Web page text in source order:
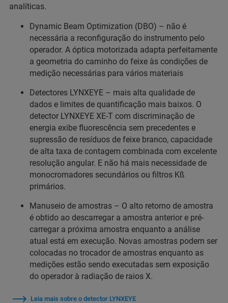
analíticas.
Dynamic Beam Optimization (DBO) – não é
necessária a reconfiguração do instrumento pelo
operador. A óptica motorizada adapta perfeitamente
a geometria do caminho do feixe às condições de
medição necessárias para vários materiais
Detectores LYNXEYE – mais alta qualidade de
dados e limites de quantificação mais baixos. O
detector LYNXEYE XE-T com discriminação de
energia exibe fluorescência sem precedentes e
supressão de resíduos de feixe branco, capacidade
de alta taxa de contagem combinada com excelente
resolução angular. E não há mais necessidade de
monocromadores secundários ou filtros Kß
primários.
Manuseio de amostras – O alto retorno de amostra
é obtido ao descarregar a amostra anterior e pré-
carregar a próxima amostra enquanto a análise
atual está em execução. Novas amostras podem ser
colocadas no trocador de amostras enquanto as
medições estão sendo executadas sem exposição
do operador à radiação de raios X.
Leia mais sobre o detector LYNXEYE